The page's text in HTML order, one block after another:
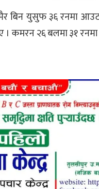
युसुफ ३६ रनमा आउट
। कमरन २६ बलमा ३१